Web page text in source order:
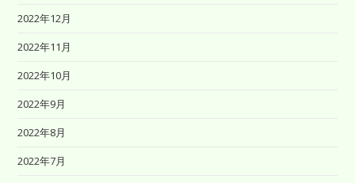
2022年12月
2022年11月
2022年10月
2022年9月
2022年8月
2022年7月